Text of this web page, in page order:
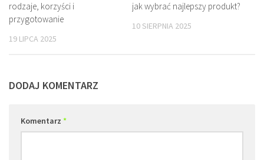
rodzaje, korzyści i
przygotowanie
19 LIPCA 2025
jak wybrać najlepszy produkt?
10 SIERPNIA 2025
DODAJ KOMENTARZ
Komentarz *